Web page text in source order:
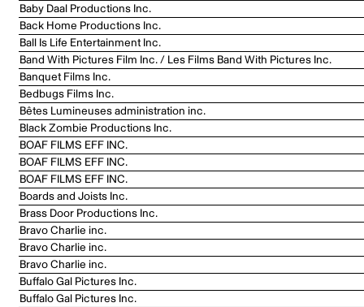
Baby Daal Productions Inc.
Back Home Productions Inc.
Ball Is Life Entertainment Inc.
Band With Pictures Film Inc. / Les Films Band With Pictures Inc.
Banquet Films Inc.
Bedbugs Films Inc.
Bêtes Lumineuses administration inc.
Black Zombie Productions Inc.
BOAF FILMS EFF INC.
BOAF FILMS EFF INC.
BOAF FILMS EFF INC.
Boards and Joists Inc.
Brass Door Productions Inc.
Bravo Charlie inc.
Bravo Charlie inc.
Bravo Charlie inc.
Buffalo Gal Pictures Inc.
Buffalo Gal Pictures Inc.